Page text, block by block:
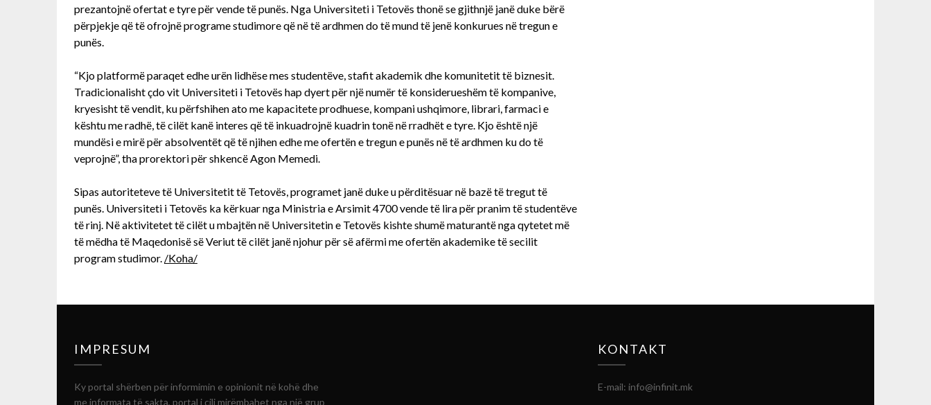
prezantojnë ofertat e tyre për vende të punës. Nga Universiteti i Tetovës thonë se gjithnjë janë duke bërë
përpjekje që të ofrojnë programe studimore që në të ardhmen do të mund të jenë konkurues në tregun e
punës.
“Kjo platformë paraqet edhe urën lidhëse mes studentëve, stafit akademik dhe komunitetit të biznesit.
Tradicionalisht çdo vit Universiteti i Tetovës hap dyert për një numër të konsiderueshëm të kompanive,
kryesisht të vendit, ku përfshihen ato me kapacitete prodhuese, kompani ushqimore, librari, farmaci e
kështu me radhë, të cilët kanë interes që të inkuadrojnë kuadrin tonë në rradhët e tyre. Kjo është një
mundësi e mirë për absolventët që të njihen edhe me ofertën e tregun e punës në të ardhmen ku do të
veprojnë”, tha prorektori për shkencë Agon Memedi.
Sipas autoriteteve të Universitetit të Tetovës, programet janë duke u përditësuar në bazë të tregut të
punës. Universiteti i Tetovës ka kërkuar nga Ministria e Arsimit 4700 vende të lira për pranim të studentëve
të rinj. Në aktivitetet të cilët u mbajtën në Universitetin e Tetovës kishte shumë maturantë nga qytetet më
të mëdha të Maqedonisë së Veriut të cilët janë njohur për së afërmi me ofertën akademike të secilit
program studimor. /Koha/
IMPRESUM
Ky portal shërben për informimin e opinionit në kohë dhe
me informata të sakta, portal i cili mirëmbahet nga një grup
KONTAKT
E-mail: info@infinit.mk